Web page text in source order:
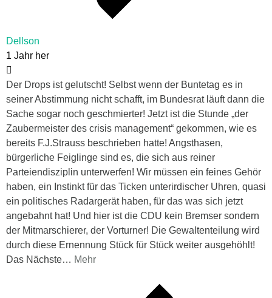
Dellson
1 Jahr her
Der Drops ist gelutscht! Selbst wenn der Buntetag es in
seiner Abstimmung nicht schafft, im Bundesrat läuft dann die
Sache sogar noch geschmierter! Jetzt ist die Stunde „der
Zaubermeister des crisis management“ gekommen, wie es
bereits F.J.Strauss beschrieben hatte! Angsthasen,
bürgerliche Feiglinge sind es, die sich aus reiner
Parteiendisziplin unterwerfen! Wir müssen ein feines Gehör
haben, ein Instinkt für das Ticken unterirdischer Uhren, quasi
ein politisches Radargerät haben, für das was sich jetzt
angebahnt hat! Und hier ist die CDU kein Bremser sondern
der Mitmarschierer, der Vorturner! Die Gewaltenteilung wird
durch diese Ernennung Stück für Stück weiter ausgehöhlt!
Das Nächste… Mehr